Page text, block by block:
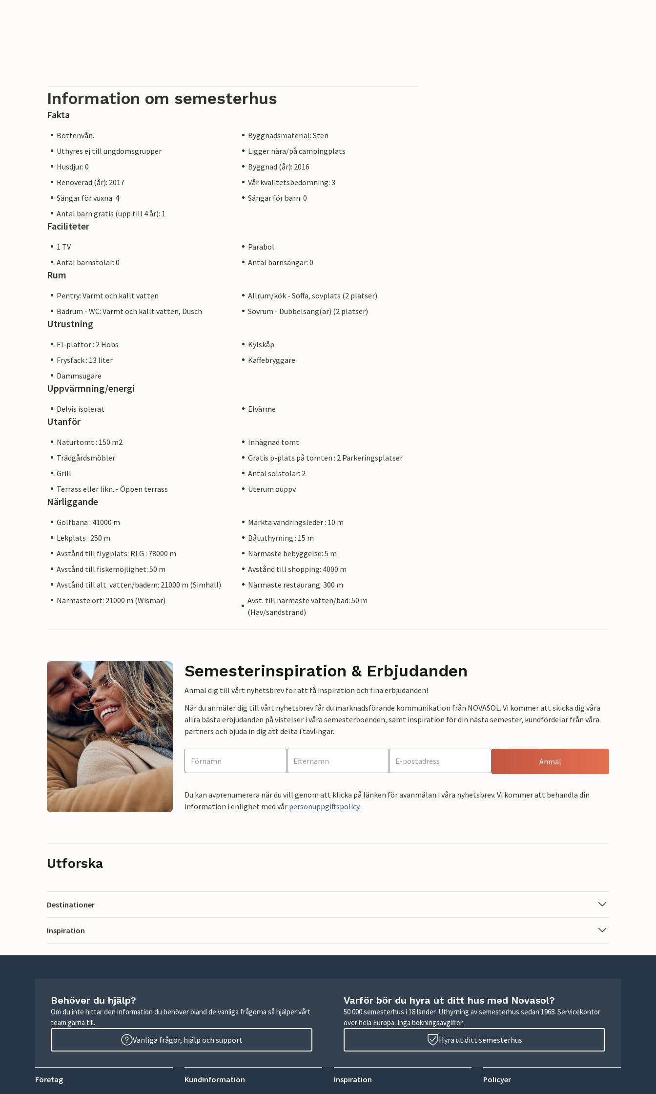
Information om semesterhus
Fakta
Bottenvån.
Byggnadsmaterial: Sten
Uthyres ej till ungdomsgrupper
Ligger nära/på campingplats
Husdjur: 0
Byggnad (år): 2016
Renoverad (år): 2017
Vår kvalitetsbedömning: 3
Sängar för vuxna: 4
Sängar för barn: 0
Antal barn gratis (upp till 4 år): 1
Faciliteter
1 TV
Parabol
Antal barnstolar: 0
Antal barnsängar: 0
Rum
Pentry: Varmt och kallt vatten
Allrum/kök - Soffa, sovplats (2 platser)
Badrum - WC: Varmt och kallt vatten, Dusch
Sovrum - Dubbelsäng(ar) (2 platser)
Utrustning
El-plattor : 2 Hobs
Kylskåp
Frysfack : 13 liter
Kaffebryggare
Dammsugare
Uppvärmning/energi
Delvis isolerat Elvärme
Utanför
Naturtomt : 150 m2
Inhägnad tomt
Trädgårdsmöbler
Gratis p-plats på tomten : 2 Parkeringsplatser
Grill
Antal solstolar: 2
Terrass eller likn. - Öppen terrass
Uterum ouppv.
Närliggande
Golfbana : 41000 m
Märkta vandringsleder : 10 m
Lekplats : 250 m
Båtuthyrning : 15 m
Avstånd till flygplats: RLG : 78000 m
Närmaste bebyggelse: 5 m
Avstånd till fiskemöjlighet: 50 m
Avstånd till shopping: 4000 m
Avstånd till alt. vatten/badem: 21000 m (Simhall)
Närmaste restaurang: 300 m
Närmaste ort: 21000 m (Wismar)
Avst. till närmaste vatten/bad: 50 m
(Hav/sandstrand)
Semesterinspiration & Erbjudanden
Anmäl dig till vårt nyhetsbrev för att få inspiration och fina erbjudanden!
När du anmäler dig till vårt nyhetsbrev får du marknadsförande kommunikation från NOVASOL. Vi kommer att skicka dig våra
allra bästa erbjudanden på vistelser i våra semesterboenden, samt inspiration för din nästa semester, kundfördelar från våra
partners och bjuda in dig att delta i tävlingar.
Anmäl
Du kan avprenumerera när du vill genom att klicka på länken för avanmälan i våra nyhetsbrev. Vi kommer att behandla din
information i enlighet med vår personuppgiftspolicy.
Utforska
Destinationer
Inspiration
Behöver du hjälp?
Om du inte hittar den information du behöver bland de vanliga frågorna så hjälper vårt
team gärna till.
Vanliga frågor, hjälp och support
Varför bör du hyra ut ditt hus med Novasol?
50 000 semesterhus i 18 länder. Uthyrning av semesterhus sedan 1968. Servicekontor
över hela Europa. Inga bokningsavgifter.
Hyra ut ditt semesterhus
Företag Kundinformation Inspiration Policyer